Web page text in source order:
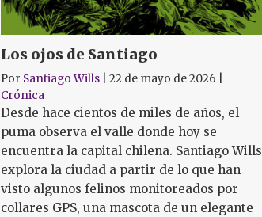
Los ojos de Santiago
Por Santiago Wills| 22 de mayo de 2026
Crónica
Desde hace cientos de miles de años, el
puma observa el valle donde hoy se
encuentra la capital chilena. Santiago Wills
explora la ciudad a partir de lo que han
visto algunos felinos monitoreados por
collares GPS, una mascota de un elegante